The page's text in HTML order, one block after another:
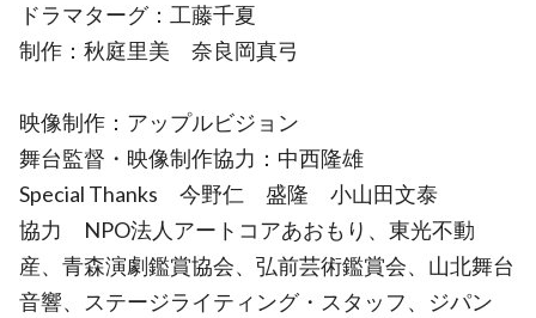
ドラマターグ：工藤千夏
制作：秋庭里美 奈良岡真弓
映像制作：アップルビジョン
舞台監督・映像制作協力：中西隆雄
Special Thanks 今野仁 盛隆 小山田文泰
協力 NPO法人アートコアあおもり、東光不動
産、青森演劇鑑賞協会、弘前芸術鑑賞会、山北舞台
音響、ステージライティング・スタッフ、ジパン